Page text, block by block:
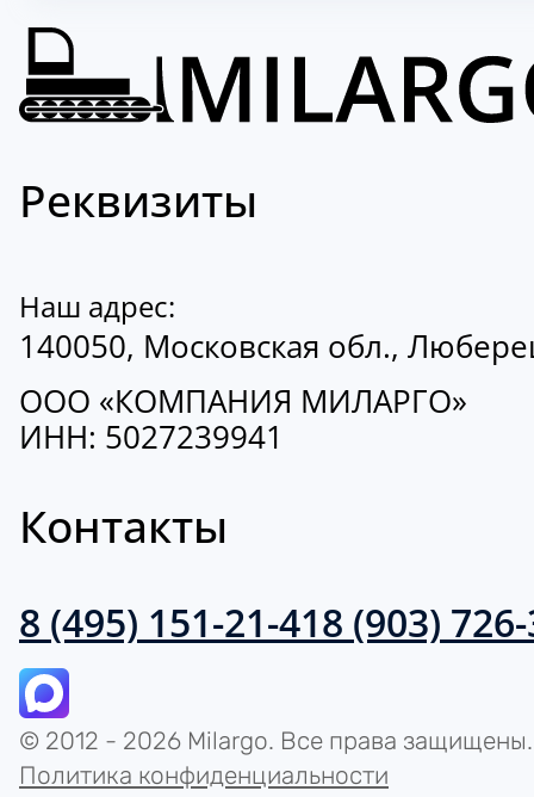
Реквизиты
Наш адрес:
140050, Московская обл.,
ООО «КОМПАНИЯ МИЛАРГО»
ИНН: 5027239941
Контакты
8 (495) 151-21-418 (903)
© 2012 - 2026 Milargo. Все права защищены.
Политика конфиденциальности